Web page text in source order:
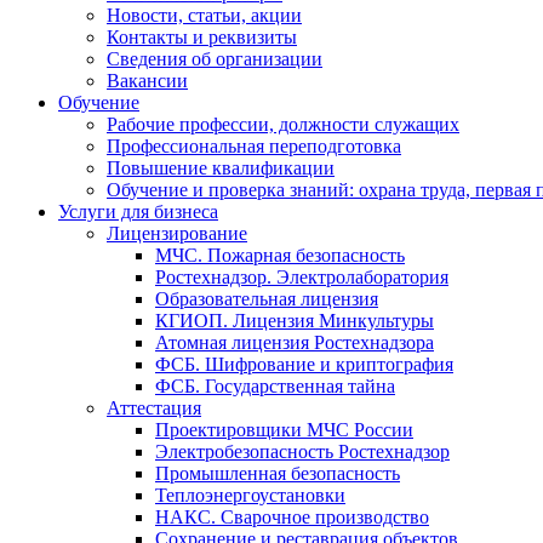
Новости, статьи, акции
Контакты и реквизиты
Сведения об организации
Вакансии
Обучение
Рабочие профессии, должности служащих
Профессиональная переподготовка
Повышение квалификации
Обучение и проверка знаний: охрана труда,
Услуги для бизнеса
Лицензирование
МЧС. Пожарная безопасность
Ростехнадзор. Электролаборатория
Образовательная лицензия
КГИОП. Лицензия Минкультуры
Атомная лицензия Ростехнадзора
ФСБ. Шифрование и криптография
ФСБ. Государственная тайна
Аттестация
Проектировщики МЧС России
Электробезопасность Ростехнадзор
Промышленная безопасность
Теплоэнергоустановки
НАКС. Сварочное производство
Сохранение и реставрация объектов